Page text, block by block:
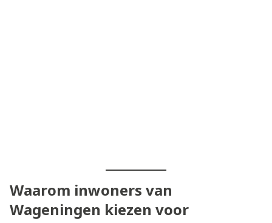
Waarom inwoners van
Wageningen kiezen voor